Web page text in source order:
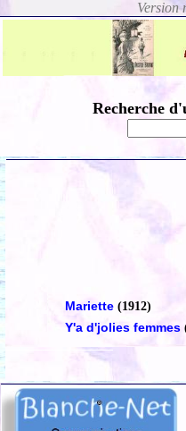
Recherche
Mariette (1912)
Y'a d'jolies femmes